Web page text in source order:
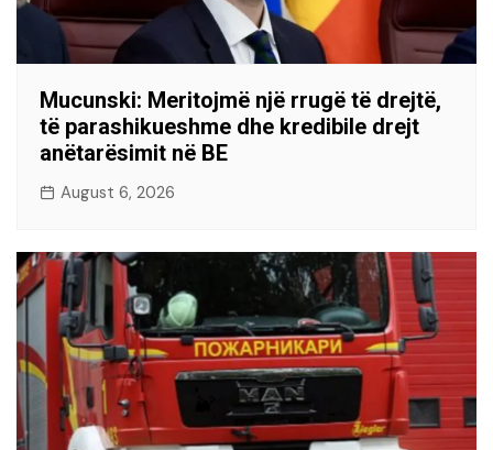
Mucunski: Meritojmë një rrugë të drejtë,
të parashikueshme dhe kredibile drejt
anëtarësimit në BE
August 6, 2026